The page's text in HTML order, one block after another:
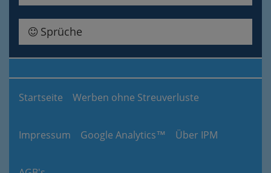
Sprüche
Startseite Werben ohne Streuverluste
Impressum Google Analytics™ Über IPM